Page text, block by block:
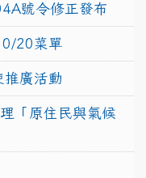
號令修正發布
20菜單
推廣活動
「原住民與氣候